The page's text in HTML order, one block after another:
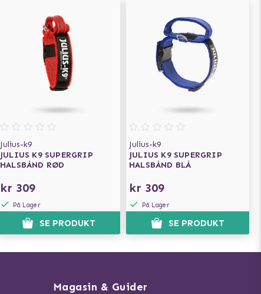
Julius-k9
JULIUS K9 SUPERGRIP
HALSBÅND RØD
kr 309
På Lager
SE PRODUKT
Julius-k9
JULIUS K9 SUPERGRIP
HALSBÅND BLÅ
kr 309
På Lager
SE PRODUKT
Magasin & Guider